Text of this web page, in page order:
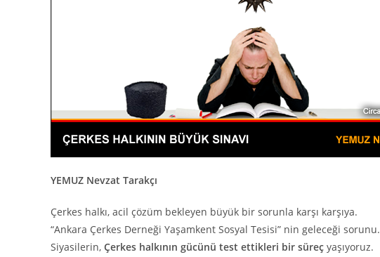
YEMUZ Nevzat Tarakçı
Çerkes halkı, acil çözüm bekleyen büyük bir sorunla karşı karşıya.
“Ankara Çerkes Derneği Yaşamkent Sosyal Tesisi” nin geleceği sorunu.
Siyasilerin, Çerkes halkının gücünü test ettikleri bir süreç yaşıyoruz.